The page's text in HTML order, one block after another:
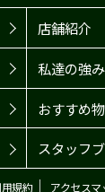
店舗紹介
私達の強み
おすすめ
スタッフ
規約｜ アクセスマ